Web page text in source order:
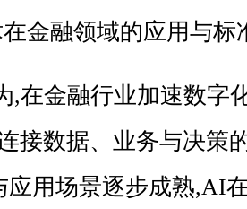
金融领域的应用与标
,在金融行业加速数字
接数据、业务与决策
应用场景逐步成熟,AI